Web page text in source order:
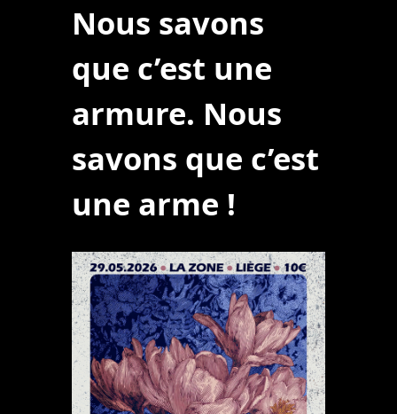
Nous savons
que c’est une
armure. Nous
savons que c’est
une arme !